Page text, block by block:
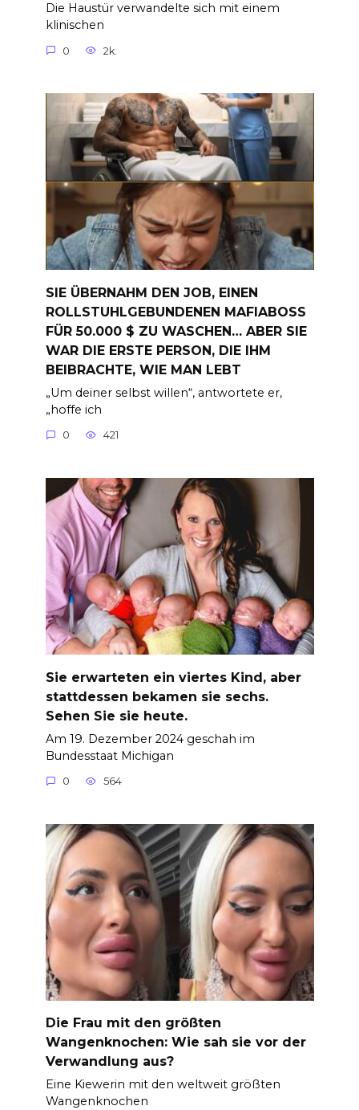
Die Haustür verwandelte sich mit einem
klinischen
0 2k.
SIE ÜBERNAHM DEN JOB, EINEN
ROLLSTUHLGEBUNDENEN MAFIABOSS
FÜR 50.000 $ ZU WASCHEN… ABER SIE
WAR DIE ERSTE PERSON, DIE IHM
BEIBRACHTE, WIE MAN LEBT
„Um deiner selbst willen“, antwortete er,
„hoffe ich
0 421
Sie erwarteten ein viertes Kind, aber
stattdessen bekamen sie sechs.
Sehen Sie sie heute.
Am 19. Dezember 2024 geschah im
Bundesstaat Michigan
0 564
Die Frau mit den größten
Wangenknochen: Wie sah sie vor der
Verwandlung aus?
Eine Kiewerin mit den weltweit größten
Wangenknochen